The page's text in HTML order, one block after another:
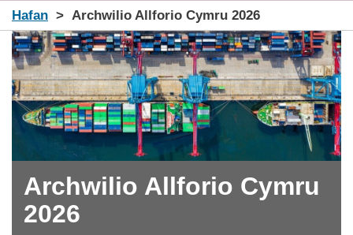
Hafan Archwilio Allforio Cymru 2026
Archwilio Allforio Cymru
2026